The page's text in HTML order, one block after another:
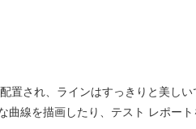
され、ラインはすっきりと美しい
線を描画したり、テスト レポート